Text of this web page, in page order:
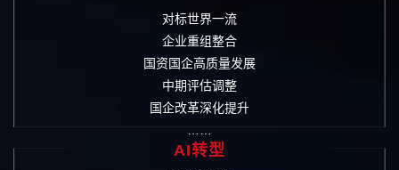
对标世界一流
企业重组整合
国资国企高质量发展
中期评估调整
国企改革深化提升
AI转型